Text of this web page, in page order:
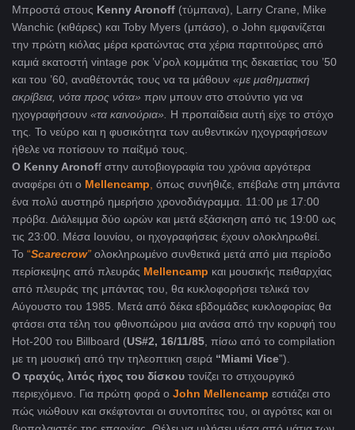
Μπροστά στους Kenny Aronoff (τύμπανα), Larry Crane, Mike
Wanchic (κιθάρες) και Toby Myers (μπάσο), ο John εμφανίζεται
την πρώτη κιόλας μέρα κρατώντας στα χέρια παρτιτούρες από
καμιά εκατοστή vintage ροκ ’ν’ρολ κομμάτια της δεκαετίας του ’50
και του ’60, αναθέτοντάς τους να τα μάθουν «με μαθηματική
ακρίβεια, νότα προς νότα» πριν μπουν στο στούντιο για να
ηχογραφήσουν «τα καινούρια». Η προπαίδεια αυτή είχε το στόχο
της. Το νεύρο και η φυσικότητα των αυθεντικών ηχογραφήσεων
ήθελε να ποτίσουν το παίξιμό τους.
Ο Kenny Aronoff στην αυτοβιογραφία του χρόνια αργότερα
αναφέρει ότι ο Mellencamp, όπως συνήθιζε, επέβαλε στη μπάντα
ένα πολύ αυστηρό ημερήσιο χρονοδιάγραμμα. 11:00 με 17:00
πρόβα. Διάλειμμα δύο ωρών και μετά εξάσκηση από τις 19:00 ως
τις 23:00. Μέσα Ιουνίου, οι ηχογραφήσεις έχουν ολοκληρωθεί.
Το “Scarecrow” ολοκληρωμένο συνθετικά μετά από μια περίοδο
περίσκεψης από πλευράς Mellencamp και μουσικής πειθαρχίας
από πλευράς της μπάντας του, θα κυκλοφορήσει τελικά τον
Αύγουστο του 1985. Μετά από δέκα εβδομάδες κυκλοφορίας θα
φτάσει στα τέλη του φθινοπώρου μια ανάσα από την κορυφή του
Hot-200 του Billboard (US#2, 16/11/85, πίσω από το compilation
με τη μουσική από την τηλεοπτικη σειρά “Miami Vice”).
O τραχύς, λιτός ήχος του δίσκου τονίζει το στιχουργικό
περιεχόμενο. Για πρώτη φορά ο John Mellencamp εστιάζει στο
πώς νιώθουν και σκέφτονται οι συντοπίτες του, οι αγρότες και οι